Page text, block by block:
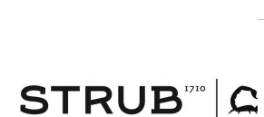
Weingut Strub